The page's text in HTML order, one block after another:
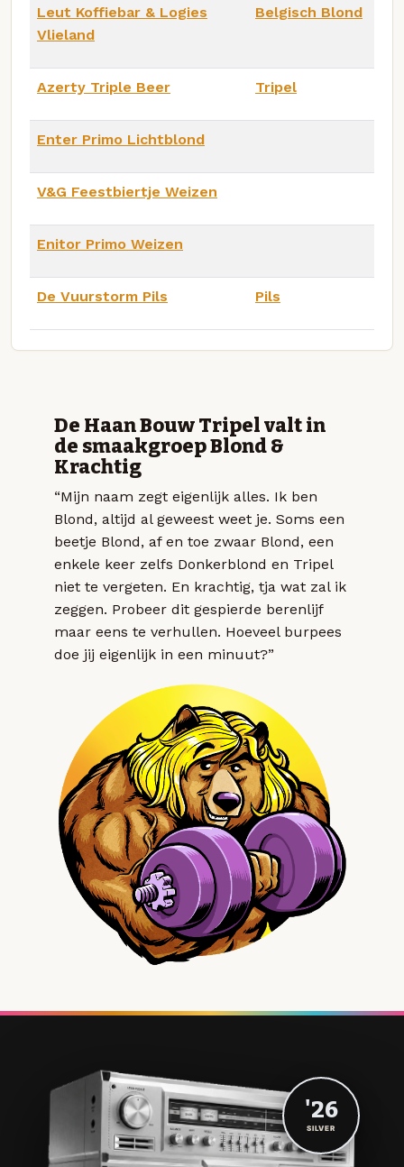
Leut Koffiebar & Logies
Vlieland
Belgisch Blond
Azerty Triple Beer Tripel
Enter Primo Lichtblond
V&G Feestbiertje Weizen
Enitor Primo Weizen
De Vuurstorm Pils Pils
De Haan Bouw Tripel valt in
de smaakgroep Blond &
Krachtig
“Mijn naam zegt eigenlijk alles. Ik ben
Blond, altijd al geweest weet je. Soms een
beetje Blond, af en toe zwaar Blond, een
enkele keer zelfs Donkerblond en Tripel
niet te vergeten. En krachtig, tja wat zal ik
zeggen. Probeer dit gespierde berenlijf
maar eens te verhullen. Hoeveel burpees
doe jij eigenlijk in een minuut?”
'26
SILVER